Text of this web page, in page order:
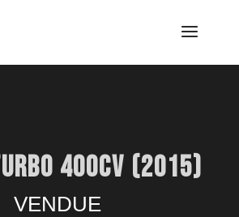
400CV (2015)
VENDUE